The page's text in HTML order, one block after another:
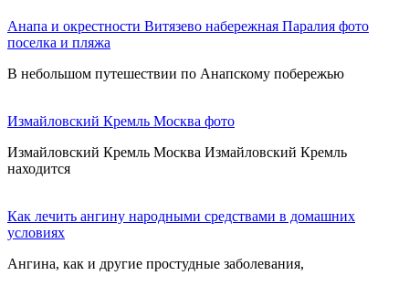
Анапа и окрестности Витязево набережная Паралия фото
поселка и пляжа
В небольшом путешествии по Анапскому побережью
Измайловский Кремль Москва фото
Измайловский Кремль Москва Измайловский Кремль
находится
Как лечить ангину народными средствами в домашних
условиях
Ангина, как и другие простудные заболевания,